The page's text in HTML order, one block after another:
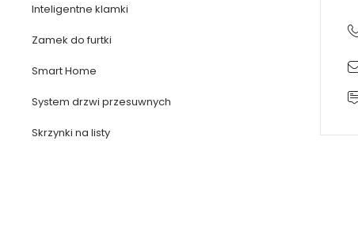
Inteligentne klamki
Zamek do furtki
Smart Home
System drzwi przesuwnych
Skrzynki na listy